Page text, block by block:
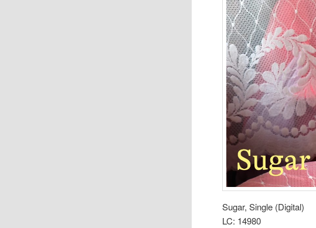
Sugar, Single (Digital)
LC: 14980